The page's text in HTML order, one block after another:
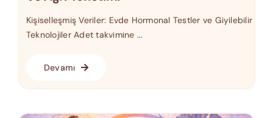
Kişiselleşmiş Veriler: Evde Hormonal Testler ve Giyilebilir
Teknolojiler Adet takvimine ...
Devamı